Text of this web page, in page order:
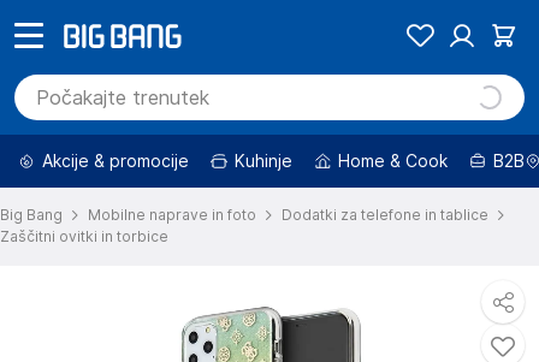
Akcije & promocije Kuhinje Home & Cook B2B
Big Bang Mobilne naprave in foto
Dodatki za telefone in tablice
Zaščitni ovitki in torbice